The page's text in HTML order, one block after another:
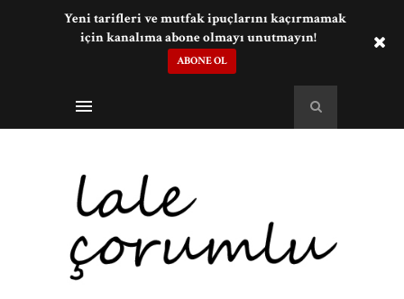
Yeni tarifleri ve mutfak ipuçlarını kaçırmamak
için kanalıma abone olmayı unutmayın!
ABONE OL